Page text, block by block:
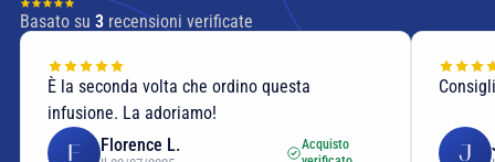
Basato su 3recensioni verificate
È la seconda volta che ordino questa
infusione. La adoriamo!
F Florence L.
Acquisto
J